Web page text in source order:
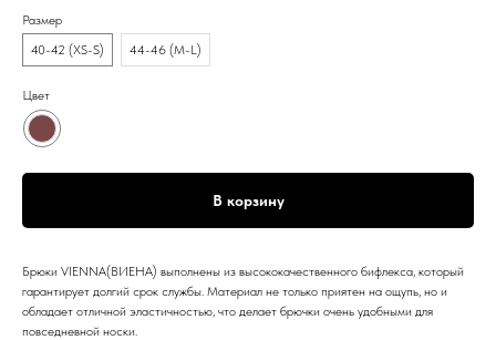
Размер
40-42 (XS-S)
44-46 (M-L)
Цвет
В корзину
Брюки VIENNA(ВИЕНА) выполнены из высококачественного бифлекса, который
гарантирует долгий срок службы. Материал не только приятен на ощупь, но и
обладает отличной эластичностью, что делает брючки очень удобными для
повседневной носки.